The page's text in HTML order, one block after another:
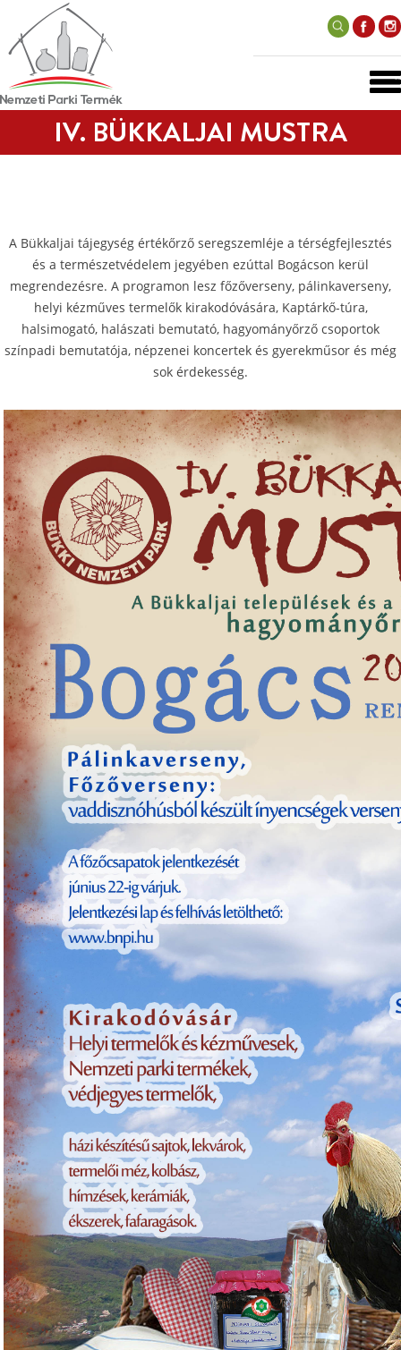
IV. BÜKKALJAI MUSTRA
A Bükkaljai tájegység értékőrző seregszemléje a térségfejlesztés
és a természetvédelem jegyében ezúttal Bogácson kerül
megrendezésre. A programon lesz főzőverseny, pálinkaverseny,
helyi kézműves termelők kirakodóvására, Kaptárkő-túra,
halsimogató, halászati bemutató, hagyományőrző csoportok
színpadi bemutatója, népzenei koncertek és gyerekműsor és még
sok érdekesség.